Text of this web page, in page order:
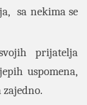
sa nekima se
prijatelja
uspomena,